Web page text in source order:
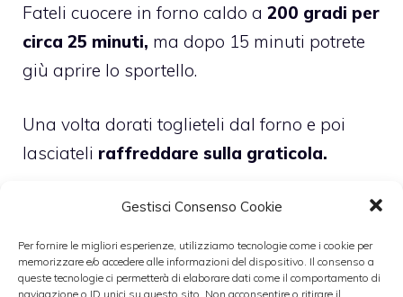
Gestisci Consenso Cookie
Per fornire le migliori esperienze, utilizziamo tecnologie come i cookie per
memorizzare e/o accedere alle informazioni del dispositivo. Il consenso a
queste tecnologie ci permetterà di elaborare dati come il comportamento di
navigazione o ID unici su questo sito. Non acconsentire o ritirare il
Fateli cuocere in forno caldo a 200 gradi per
circa 25 minuti, ma dopo 15 minuti potrete
giù aprire lo sportello.
Una volta dorati toglieteli dal forno e poi
lasciateli raffreddare sulla graticola.
Ne frattempo preparate lacrema.